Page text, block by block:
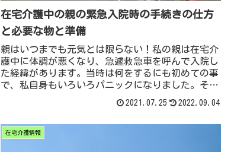
在宅介護中の親の緊急入院時の手続きの仕方
と必要な物と準備
親はいつまでも元気とは限らない！私の親は在宅介
護中に体調が悪くなり、急遽救急車を呼んで入院し
た経緯があります。当時は何をするにも初めての事
で、私自身もいろいろパニックになりました。そし
った事を私の経験に基づいて情報をまとめたので、
2021.07.25 2022.09.04
在宅介護情報